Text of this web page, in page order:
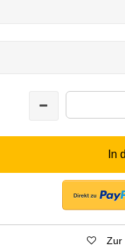
In
Zur